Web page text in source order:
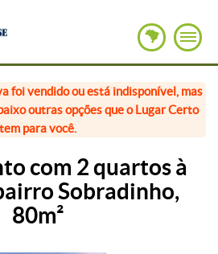
foi vendido ou está indisponível, mas
outras opções que o Lugar Certo
tem para você.
com 2 quartos à
Sobradinho,
80m²